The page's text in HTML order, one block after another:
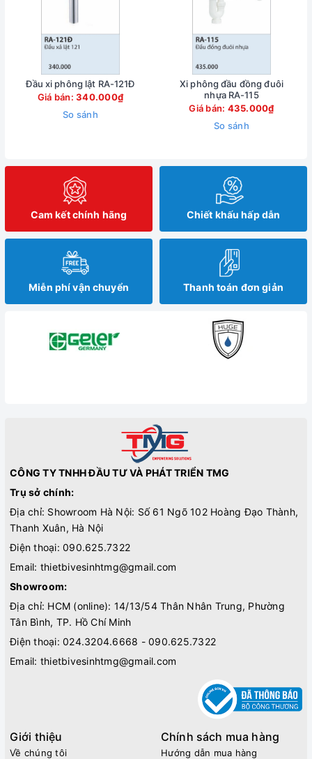
Đầu xi phông lật RA-121Đ
Giá bán:340.000₫
So sánh
Xi phông đầu đồng đuôi
nhựa RA-115
Giá bán: 435.000₫
So sánh
Cam kết chính hãng Chiết khấu hấp dẫn
Miễn phí vận chuyển Thanh toán đơn giản
CÔNG TY TNHH ĐẦU TƯ VÀ PHÁT TRIỂN TMG
Trụ sở chính:
Địa chỉ: Showroom Hà Nội: Số 61 Ngõ 102 Hoàng Đạo Thành,
Thanh Xuân, Hà Nội
Điện thoại: 090.625.7322
Email: thietbivesinhtmg@gmail.com
Showroom:
Địa chỉ: HCM (online): 14/13/54 Thân Nhân Trung, Phường
Tân Bình, TP. Hồ Chí Minh
Điện thoại: 024.3204.6668 - 090.625.7322
Email: thietbivesinhtmg@gmail.com
Giới thiệu
Về chúng tôi
Chính sách mua hàng
Hướng dẫn mua hàng